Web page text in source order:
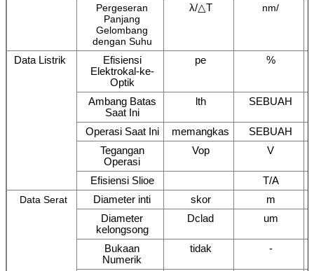
Pergeseran
Panjang
Gelombang
dengan Suhu
​λ/△T nm/
Data Listrik
Efisiensi
Elektrokal-ke-
Optik
pe %
Ambang Batas
Saat Ini
lth SEBUAH
Operasi Saat Ini memangkas
SEBUAH
Tegangan
Operasi
Vop V
Efisiensi Slioe T/A
Data Serat Diameter inti skor
m
Diameter
kelongsong
Dclad um
Bukaan
Numerik
tidak -